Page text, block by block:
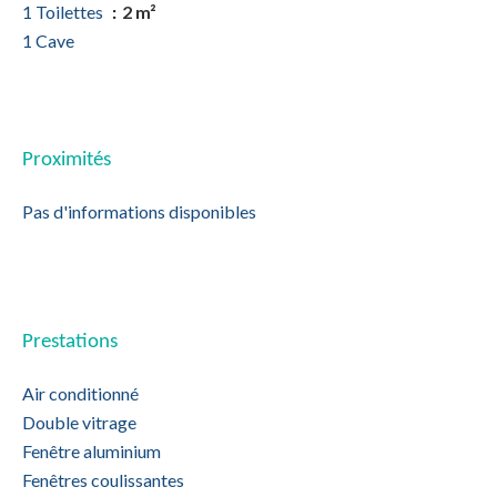
1 Toilettes
2 m²
1 Cave
Proximités
Pas d'informations disponibles
Prestations
Air conditionné
Double vitrage
Fenêtre aluminium
Fenêtres coulissantes